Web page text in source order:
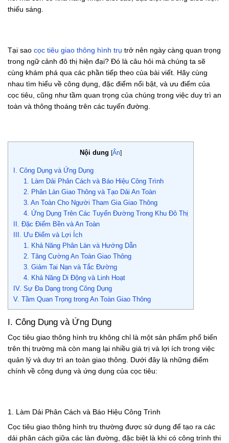
thiếu sáng.
Tại sao cọc tiêu giao thông hình trụ trở nên ngày càng quan trọng
trong ngữ cảnh đô thị hiện đại? Đó là câu hỏi mà chúng ta sẽ
cùng khám phá qua các phần tiếp theo của bài viết. Hãy cùng
nhau tìm hiểu về công dụng, đặc điểm nổi bật, và ưu điểm của
cọc tiêu, cũng như tầm quan trọng của chúng trong việc duy trì an
toàn và thông thoáng trên các tuyến đường.
Nội dung [Ẩn]
I. Công Dụng và Ứng Dụng
1. Làm Dải Phân Cách và Báo Hiệu Công Trình
2. Phân Làn Giao Thông và Tạo Dải An Toàn
3. An Toàn Cho Người Tham Gia Giao Thông
4. Ứng Dụng Trên Các Tuyến Đường Trong Khu Đô Thị
II. Đặc Điểm Bền và An Toàn
III. Ưu Điểm và Lợi Ích
1. Khả Năng Phân Làn và Hướng Dẫn
2. Tăng Cường An Toàn Giao Thông
3. Giảm Tai Nạn và Tắc Đường
4. Khả Năng Di Động và Linh Hoạt
IV. Sự Đa Dạng trong Công Dụng
V. Tầm Quan Trọng trong An Toàn Giao Thông
I. Công Dụng và Ứng Dụng
Cọc tiêu giao thông hình trụ không chỉ là một sản phẩm phổ biến
trên thị trường mà còn mang lại nhiều giá trị và lợi ích trong việc
quản lý và duy trì an toàn giao thông. Dưới đây là những điểm
chính về công dụng và ứng dụng của cọc tiêu:
1. Làm Dải Phân Cách và Báo Hiệu Công Trình
Cọc tiêu giao thông hình trụ thường được sử dụng để tạo ra các
dải phân cách giữa các làn đường, đặc biệt là khi có công trình thi